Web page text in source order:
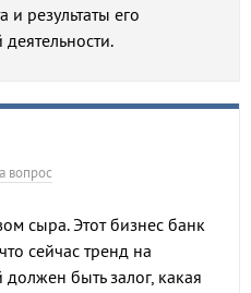
и результаты его
вопрос
сыра. Этот бизнес банк
сейчас тренд на
быть залог, какая